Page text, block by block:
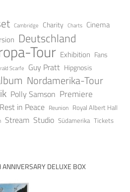
Cambridge Charity Charts Cinema
Deutschland
Tour Exhibition Fans
Scarfe Guy Pratt Hipgnosis
Nordamerika-Tour
Polly Samson Premiere
Rest in Peace Reunion Royal Albert Hall
Stream Studio Südamerika Tickets
DELUXE BOX